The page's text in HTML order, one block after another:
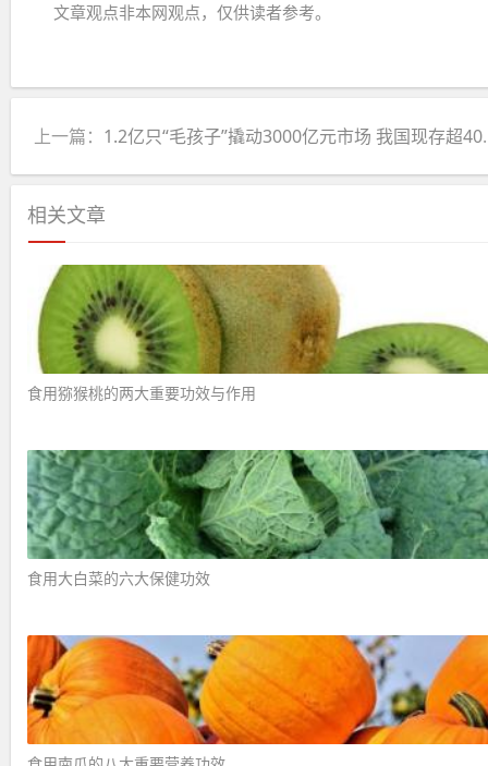
文章观点非本网观点，仅供读者参考。
上一篇： 1.2亿只“毛孩子”撬动3000亿元市场 我国现存超400万家宠物企业
相关文章
食用猕猴桃的两大重要功效与作用 ​
食用大白菜的六大保健功效 ​